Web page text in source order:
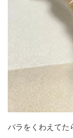
バラをくわえてた